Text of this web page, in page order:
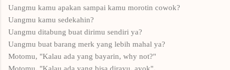
Uangmu kamu apakan sampai kamu morotin cowok?
Uangmu kamu sedekahin?
Uangmu ditabung buat dirimu sendiri ya?
Uangmu buat barang merk yang lebih mahal ya?
Motomu, "Kalau ada yang bayarin, why not?"
Motomu, "Kalau ada yang bisa dirayu, ayok".